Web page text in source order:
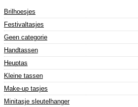
Brilhoesjes
Festivaltasjes
Geen categorie
Handtassen
Heuptas
Kleine tassen
Make-up tasjes
Minitasje sleutelhanger